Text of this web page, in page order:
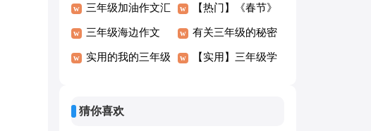
文锦集6篇
三年级加油作文汇
编六篇
【热门】《春节》
三年级作文汇编10
篇
三年级海边作文
300字4篇
有关三年级的秘密
作文4篇
实用的我的三年级 【实用】三年级学
猜你喜欢